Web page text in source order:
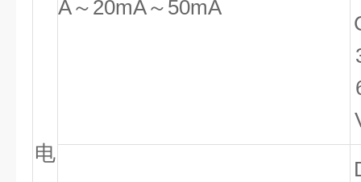
电
A～20mA～50mA